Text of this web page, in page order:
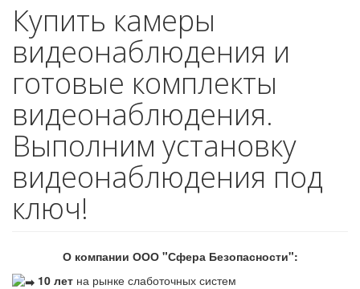
Купить камеры
видеонаблюдения и
готовые комплекты
видеонаблюдения.
Выполним установку
видеонаблюдения под
ключ!
О компании ООО "Сфера Безопасности":
10 лет на рынке слаботочных систем